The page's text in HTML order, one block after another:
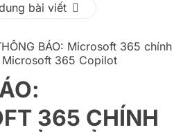
bài viết
BÁO: Microsoft 365 chính
365 Copilot
365 CHÍNH